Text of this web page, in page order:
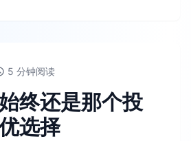
5 分钟阅读
终还是那个投
选择